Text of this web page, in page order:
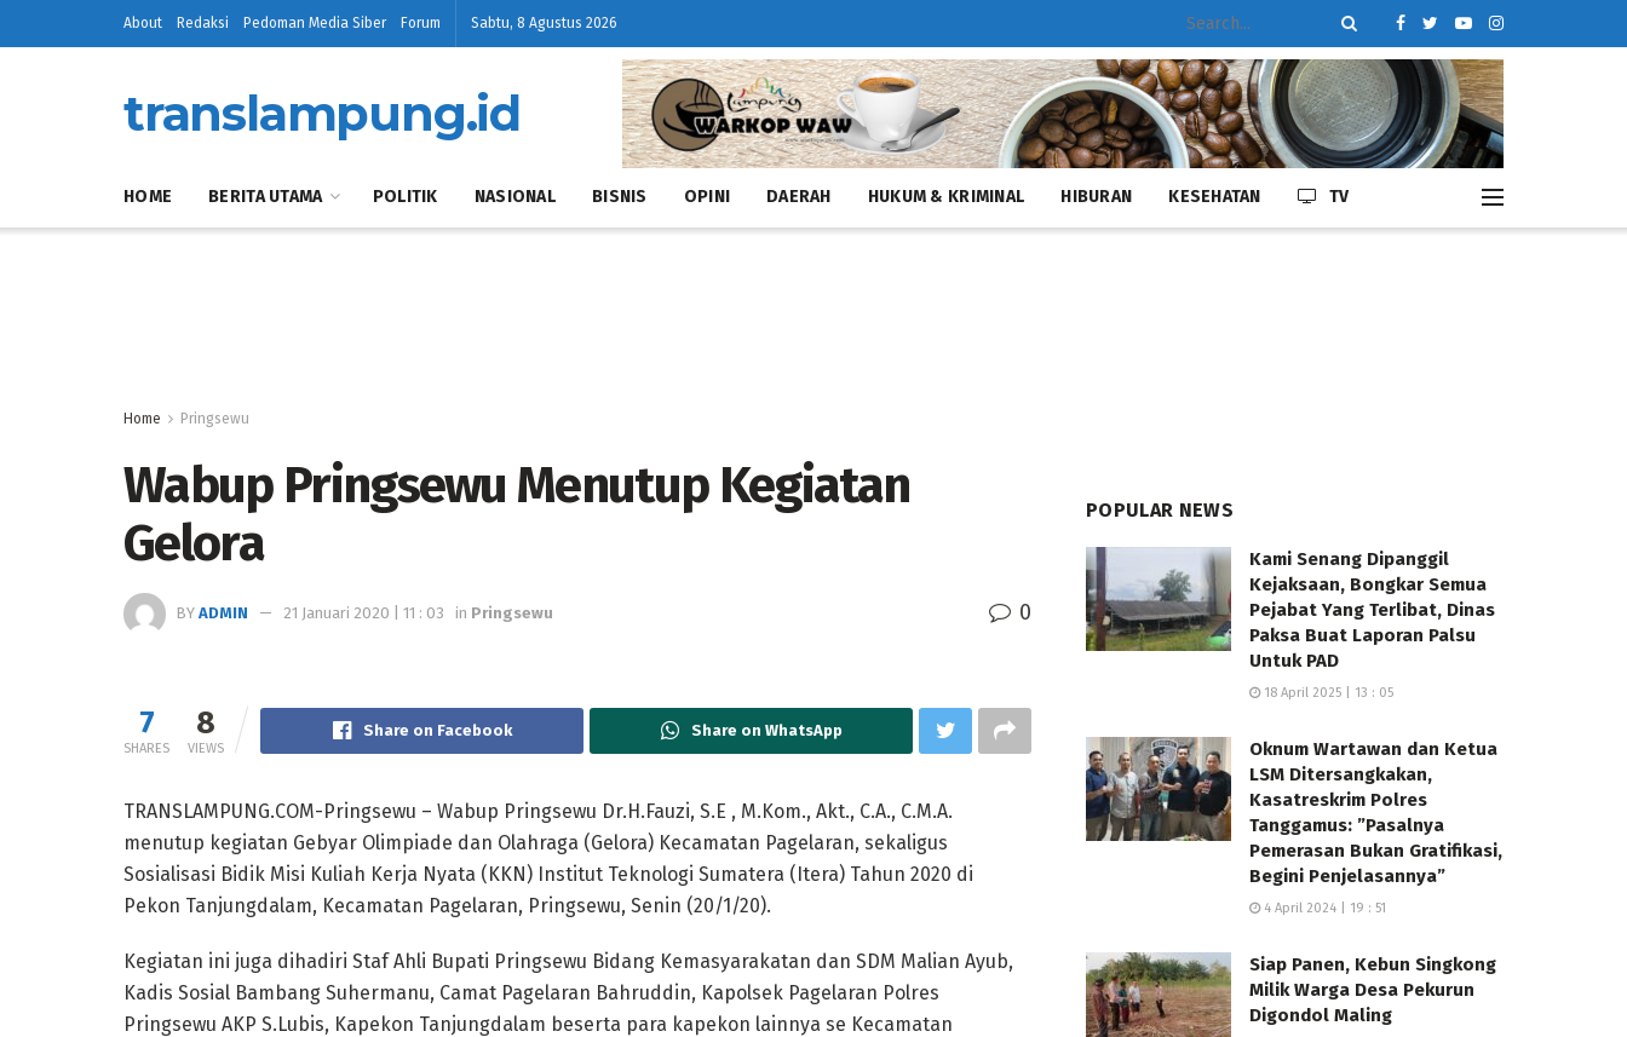
About Redaksi Pedoman Media Siber Forum Sabtu, 8 Agustus 2026
translampung.id
HOME BERITA UTAMA POLITIK NASIONAL BISNIS OPINI DAERAH HUKUM & KRIMINAL HIBURAN KESEHATAN TV
Home Pringsewu
Wabup Pringsewu Menutup Kegiatan
Gelora
BY ADMIN 21 Januari 2020 | 11 : 03 in Pringsewu 0
7
SHARES
8
VIEWS
Share on Facebook Share on WhatsApp
TRANSLAMPUNG.COM-Pringsewu – Wabup Pringsewu Dr.H.Fauzi, S.E , M.Kom., Akt., C.A., C.M.A.
menutup kegiatan Gebyar Olimpiade dan Olahraga (Gelora) Kecamatan Pagelaran, sekaligus
Sosialisasi Bidik Misi Kuliah Kerja Nyata (KKN) Institut Teknologi Sumatera (Itera) Tahun 2020 di
Pekon Tanjungdalam, Kecamatan Pagelaran, Pringsewu, Senin (20/1/20).
Kegiatan ini juga dihadiri Staf Ahli Bupati Pringsewu Bidang Kemasyarakatan dan SDM Malian Ayub,
Kadis Sosial Bambang Suhermanu, Camat Pagelaran Bahruddin, Kapolsek Pagelaran Polres
Pringsewu AKP S.Lubis, Kapekon Tanjungdalam beserta para kapekon lainnya se Kecamatan
POPULAR NEWS
Kami Senang Dipanggil
Kejaksaan, Bongkar Semua
Pejabat Yang Terlibat, Dinas
Paksa Buat Laporan Palsu
Untuk PAD
18 April 2025 | 13 : 05
Oknum Wartawan dan Ketua
LSM Ditersangkakan,
Kasatreskrim Polres
Tanggamus: ”Pasalnya
Pemerasan Bukan Gratifikasi,
Begini Penjelasannya”
4 April 2024 | 19 : 51
Siap Panen, Kebun Singkong
Milik Warga Desa Pekurun
Digondol Maling